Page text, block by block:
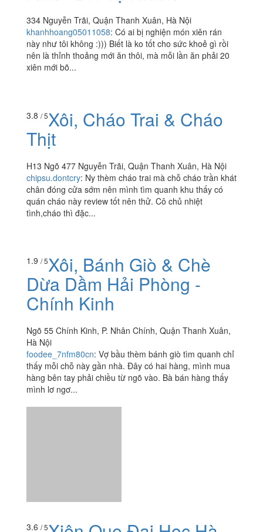
334 Nguyễn Trãi, Quận Thanh Xuân, Hà Nội
khanhhoang05011058: Có ai bị nghiện món xiên rán
này như tôi không :))) Biết là ko tốt cho sức khoẻ gì rồi
nên là thỉnh thoảng mới ăn thôi, mà mỗi lần ăn phải 20
xiên mới bõ...
3.8 / 5Xôi, Cháo Trai & Cháo
Thịt
H13 Ngõ 477 Nguyễn Trãi, Quận Thanh Xuân, Hà Nội
chipsu.dontcry: Ny thèm cháo trai mà chỗ cháo trần khát
chân đóng cửa sớm nên mình tìm quanh khu thấy có
quán cháo này review tốt nên thử. Cô chủ nhiệt
tình,cháo thì đặc...
1.9 / 5Xôi, Bánh Giò & Chè
Dừa Dầm Hải Phòng -
Chính Kinh
Ngõ 55 Chính Kinh, P. Nhân Chính, Quận Thanh Xuân,
Hà Nội
foodee_7nfm80cn: Vợ bầu thèm bánh giò tìm quanh chỉ
thấy mỗi chỗ này gần nhà. Đây có hai hàng, mình mua
hàng bên tay phải chiều từ ngõ vào. Bà bán hàng thấy
mình lơ ngơ...
3.6 / 5